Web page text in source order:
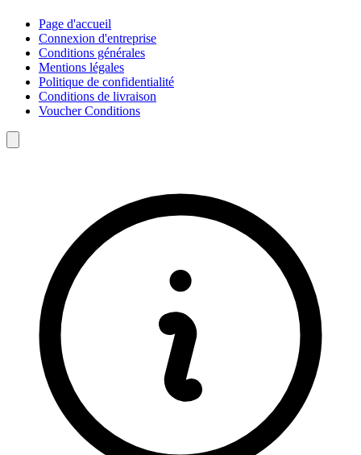
Page d'accueil
Connexion d'entreprise
Conditions générales
Mentions légales
Politique de confidentialité
Conditions de livraison
Voucher Conditions